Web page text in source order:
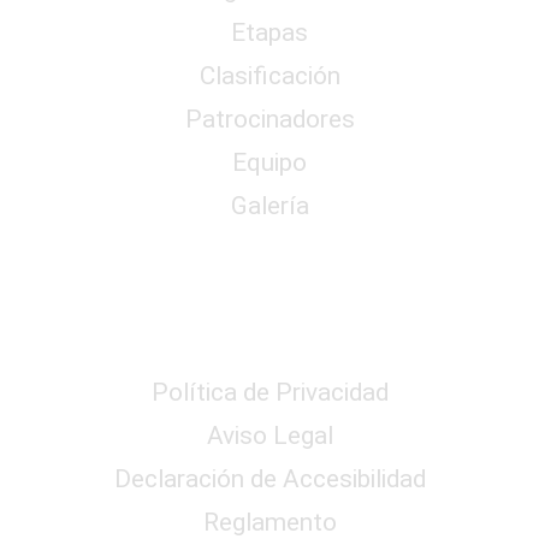
Etapas
Clasificación
Patrocinadores
Equipo
Galería
Política de Privacidad
Aviso Legal
Declaración de Accesibilidad
Reglamento